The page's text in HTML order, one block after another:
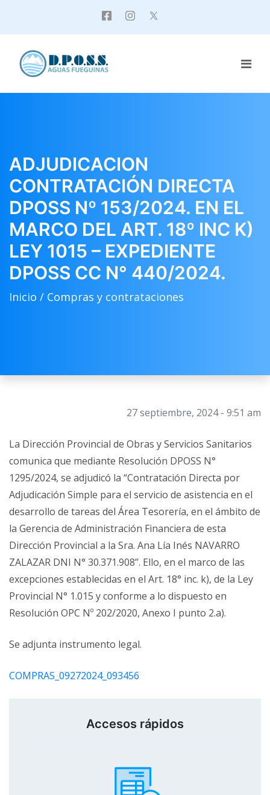
ADJUDICACION
CONTRATACIÓN DIRECTA
DPOSS Nº 153/2024. EN EL
MARCO DEL ART. 18º INC K)
LEY 1015 – EXPEDIENTE
DPOSS CC N° 440/2024.
Inicio / Compras y contrataciones
27 septiembre, 2024 - 9:51 am
La Dirección Provincial de Obras y Servicios Sanitarios
comunica que mediante Resolución DPOSS N°
1295/2024, se adjudicó la “Contratación Directa por
Adjudicación Simple para el servicio de asistencia en el
desarrollo de tareas del Área Tesorería, en el ámbito de
la Gerencia de Administración Financiera de esta
Dirección Provincial a la Sra. Ana Lía Inés NAVARRO
ZALAZAR DNI N° 30.371.908”. Ello, en el marco de las
excepciones establecidas en el Art. 18° inc. k), de la Ley
Provincial N° 1.015 y conforme a lo dispuesto en
Resolución OPC Nº 202/2020, Anexo I punto 2.a).
Se adjunta instrumento legal.
COMPRAS_09272024_093456
Accesos rápidos